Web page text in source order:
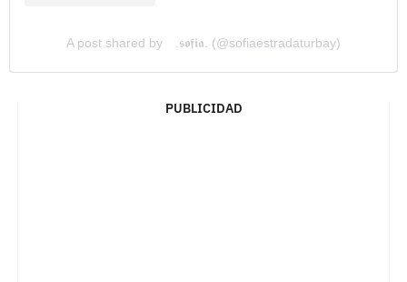
A post shared by ⠀.𝖘𝖔𝖋𝖎𝖆. (@sofiaestradaturbay)
PUBLICIDAD